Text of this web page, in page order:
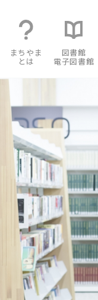
まちやま
とは
図書館
電子図書館